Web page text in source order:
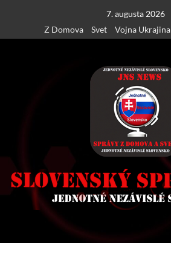
content
7. augusta 2026
Z Domova
Svet Vojna Ukrajina